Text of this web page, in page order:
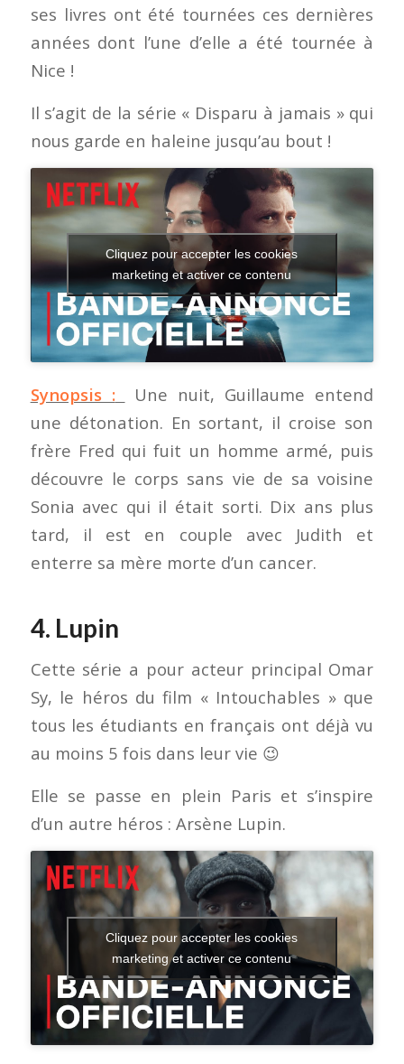
ses livres ont été tournées ces dernières
années dont l’une d’elle a été tournée à
Nice !
Il s’agit de la série « Disparu à jamais » qui
nous garde en haleine jusqu’au bout !
Cliquez pour accepter les cookies
marketing et activer ce contenu
Synopsis :
Une nuit, Guillaume entend
une détonation. En sortant, il croise son
frère Fred qui fuit un homme armé, puis
découvre le corps sans vie de sa voisine
Sonia avec qui il était sorti. Dix ans plus
tard, il est en couple avec Judith et
enterre sa mère morte d’un cancer.
4. Lupin
Cette série a pour acteur principal Omar
Sy, le héros du film « Intouchables » que
tous les étudiants en français ont déjà vu
au moins 5 fois dans leur vie 😉
Elle se passe en plein Paris et s’inspire
d’un autre héros : Arsène Lupin.
Cliquez pour accepter les cookies
marketing et activer ce contenu